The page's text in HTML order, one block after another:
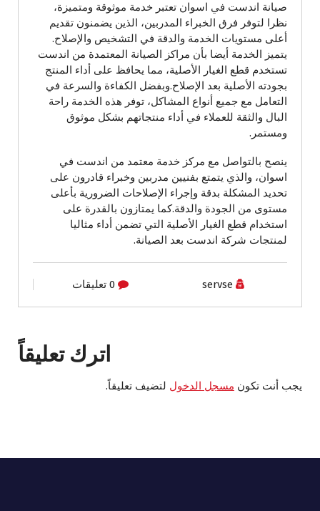
صيانة اندست في اسوان تعتبر خدمة موثوقة ومتميزة،
نظرا لتوفر فرق الخبراء المدربين، الذين يضمنون تقديم
أعلى مستويات الخدمة والدقة في التشخيص والإصلاح.
يتميز الخدمة أيضا بأن مراكز الصيانة المعتمدة من اندست
تستخدم قطع الغيار الأصلية، مما يحافظ على أداء المنتج
بجودته الأصلية بعد الإصلاح.وبفضل الكفاءة والسرعة في
التعامل مع جميع أنواع المشاكل، توفر هذه الخدمة راحة
البال والثقة للعملاء في أداء منتجاتهم بشكل موثوق
ومستمر.
ينصح بالتواصل مع مركز خدمة معتمد من اندست في
اسوان، والذي يتمتع بفنيين مدربين وخبراء قادرون على
تحديد المشكلة بدقة وإجراء الإصلاحات الضرورية بأعلى
مستوى من الجودة والدقة.كما يمتازون بالقدرة على
استخدام قطع الغيار الأصلية التي تضمن أداء مثاليا
لمنتجات شركة اندست بعد الصيانة.
servse 0 تعليقات
اترك تعليقاً
يجب أنت تكون مسجل الدخول لتضيف تعليقاً.